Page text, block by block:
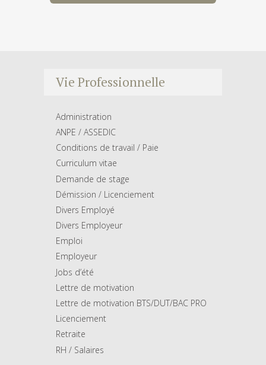
Vie Professionnelle
Administration
ANPE / ASSEDIC
Conditions de travail / Paie
Curriculum vitae
Demande de stage
Démission / Licenciement
Divers Employé
Divers Employeur
Emploi
Employeur
Jobs d’été
Lettre de motivation
Lettre de motivation BTS/DUT/BAC PRO
Licenciement
Retraite
RH / Salaires